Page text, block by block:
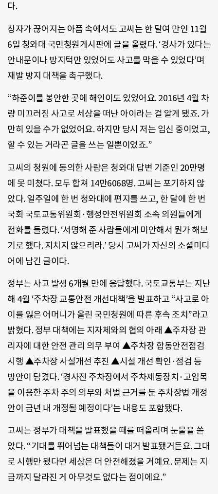
다.
창자가 끊어지는 아픔 속에서도 고씨는 한 달여 만인 11월
6일 청와대 국민청원게시판에 글을 올렸다. ‘경사가 있다는
안내문이나 방지턱만 있었어도 사고를 막을 수 있었다’며
재발 방지 대책을 촉구했다.
“하준이를 봉안한 곳에 해인이도 있었어요. 2016년 4월 차
량 미끄러짐 사고로 세상을 떠난 아이라는 걸 알게 됐죠. 가
만히 있을 수가 없었어요. 하지만 당시 저는 임신 중이었고,
할 수 있는 거라곤 글을 쓰는 일뿐이었죠.”
고씨의 청원에 동의한 사람은 청와대 답변 기준인 20만명
에 못 미쳤다. 모두 합쳐 14만6068명. 고씨는 포기하지 않
았다. 일주일에 한 번 청와대에 편지를 쓰고, 한 달에 한 번
국회 국토교통위원회·행정안전위원회 소속 의원들에게
전화를 돌렸다. ‘서명해 준 사람들에게 미안해서 뭔가 해보
기로 했다. 지치지 않으리라.’ 당시 고씨가 자신의 소셜미디
어에 남긴 글이다.
정부는 사고 발생 6개월 만에 응답했다. 국토교통부는 지난
해 4월 ‘주차장 교통안전 개선대책’을 발표하고 “사고로 아
이를 잃은 어머니가 올린 국민청원에 따른 후속 조치”라고
밝혔다. 정부 대책에는 지자체와의 협의 아래 ▲주차장 관
리자에 대한 안전 관리 의무 부여 ▲주차장 합동안전점검
시행 ▲주차장 시설개선 추진 ▲시설 개선 확인·점검 등
방안이 담겼다. ‘경사진 주차장에서 주차제동장치·고임목
을 이용한 주차 주의 의무와 처벌 근거를 둔 주차장법 개정
안이 금년 내 개정될 예정이다’는 내용도 포함됐다.
고씨는 정부가 대책을 발표했을 때를 떠올리며 눈물을 쏟
았다. “기대를 뛰어넘는 대책들이 대거 발표됐거든요. 그대
로 시행만 됐다면 세상은 더 안전해졌을 거예요. 문제는 지
금까지 달라진 게 아무것도 없다는 점이에요.”